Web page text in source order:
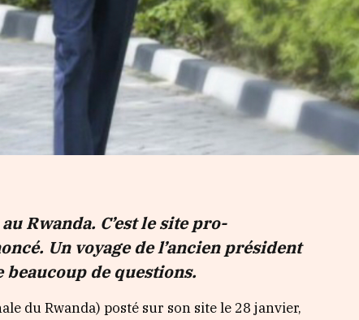
Rwanda. C’est le site pro-
Un voyage de l’ancien président
de questions.
du Rwanda) posté sur son site le 28 janvier,